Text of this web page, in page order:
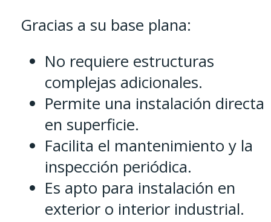
Gracias a su base plana:
No requiere estructuras
complejas adicionales.
Permite una instalación directa
en superficie.
Facilita el mantenimiento y la
inspección periódica.
Es apto para instalación en
exterior o interior industrial.